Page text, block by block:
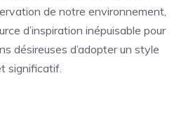
de notre environnement,
d’inspiration inépuisable pour
désireuses d’adopter un style
significatif.